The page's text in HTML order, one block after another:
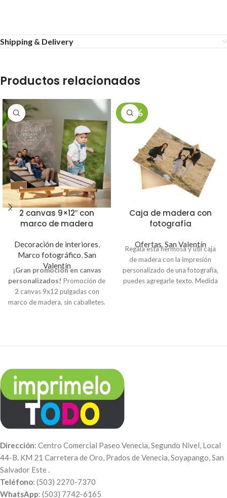
Shipping & Delivery
Productos relacionados
2 canvas 9×12″ con
marco de madera
Decoración de interiores,
Marco fotográfico,San
Valentín
¡Gran promoción en canvas
personalizados! Promoción de
2 canvas 9x12 pulgadas con
marco de madera, sin caballetes.
marco de madera,
diferentes mosaicos creativos,
ideales para decorar tu
habitación, sala u
oficina, también es una bonita
opción de regalo. IVA incluido.
Indicación: Para personalizar
tus canvas, envíanos tus
info@imprimelotodo.com.svo a
nuestroWhatsApp:
7742-6165. Puedes realizar el
pago a través de nuestra página
-20%
Caja de madera con
fotografía
Ofertas,San Valentín
Regala esta hermosa y útil caja
de madera con la impresión
personalizado de una fotografía,
puedes agregarle texto. Medida
correo a
Dirección: Centro Comercial Paseo Venecia, Segundo Nivel, Local
44-B. KM 21 Carretera de Oro, Prados de Venecia, Soyapango, San
Salvador Este .
Teléfono: (503) 2270-7370
WhatsApp: (503) 7742-6165